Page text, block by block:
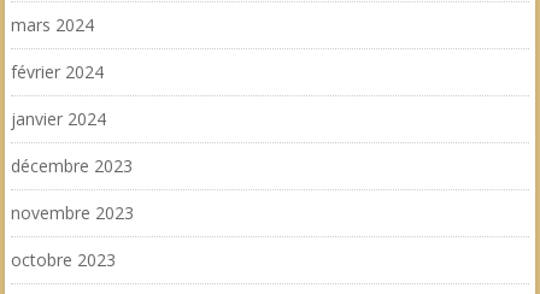
mars 2024
février 2024
janvier 2024
décembre 2023
novembre 2023
octobre 2023